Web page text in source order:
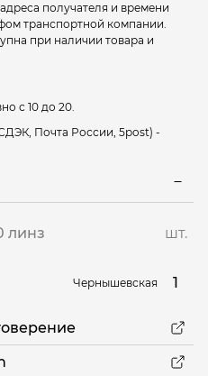
получателя и времени
транспортной компании.
при наличии товара и
с 10 до 20.
Почта России, 5post) -
линз шт.
Чернышевская 1